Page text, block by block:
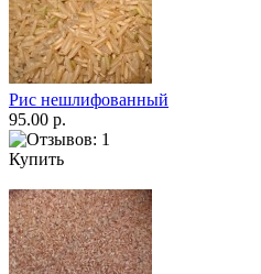
Рис нешлифованный
95.00 р.
Купить